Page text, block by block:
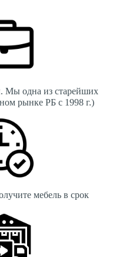
Мы одна из старейших
рынке РБ с 1998 г.)
мебель в срок